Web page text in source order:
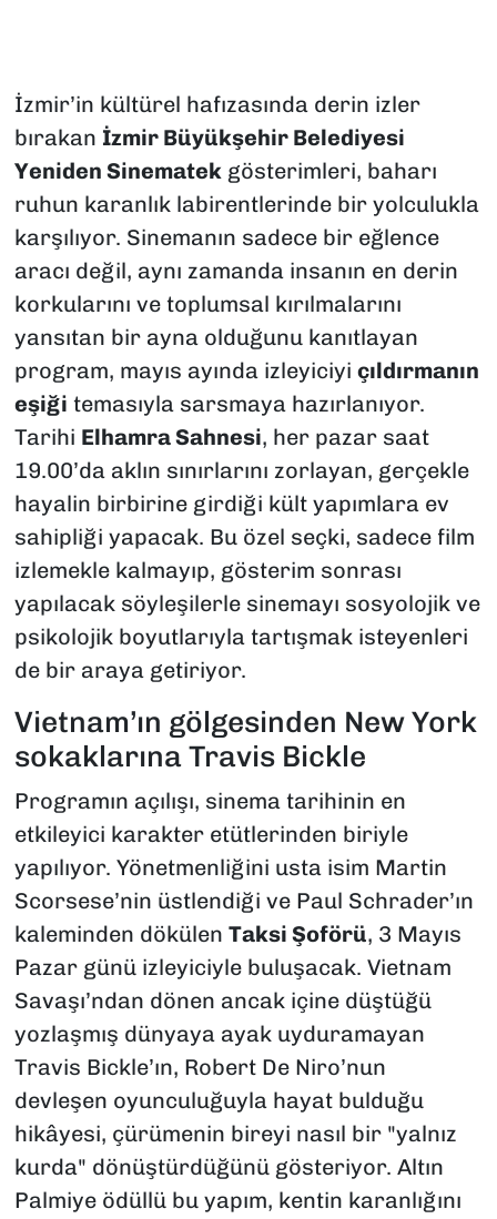
İzmir’in kültürel hafızasında derin izler
bırakan İzmir Büyükşehir Belediyesi
Yeniden Sinematekgösterimleri, baharı
ruhun karanlık labirentlerinde bir yolculukla
karşılıyor. Sinemanın sadece bir eğlence
aracı değil, aynı zamanda insanın en derin
korkularını ve toplumsal kırılmalarını
yansıtan bir ayna olduğunu kanıtlayan
program, mayıs ayında izleyiciyi çıldırmanın
eşiği temasıyla sarsmaya hazırlanıyor.
Tarihi Elhamra Sahnesi, her pazar saat
19.00’da aklın sınırlarını zorlayan, gerçekle
hayalin birbirine girdiği kült yapımlara ev
sahipliği yapacak. Bu özel seçki, sadece film
izlemekle kalmayıp, gösterim sonrası
yapılacak söyleşilerle sinemayı sosyolojik ve
psikolojik boyutlarıyla tartışmak isteyenleri
de bir araya getiriyor.
Vietnam’ın gölgesinden New York
sokaklarına Travis Bickle
Programın açılışı, sinema tarihinin en
etkileyici karakter etütlerinden biriyle
yapılıyor. Yönetmenliğini usta isim Martin
Scorsese’nin üstlendiği ve Paul Schrader’ın
kaleminden dökülen Taksi Şoförü, 3 Mayıs
Pazar günü izleyiciyle buluşacak. Vietnam
Savaşı’ndan dönen ancak içine düştüğü
yozlaşmış dünyaya ayak uyduramayan
Travis Bickle’ın, Robert De Niro’nun
devleşen oyunculuğuyla hayat bulduğu
hikâyesi, çürümenin bireyi nasıl bir "yalnız
kurda" dönüştürdüğünü gösteriyor. Altın
Palmiye ödüllü bu yapım, kentin karanlığını